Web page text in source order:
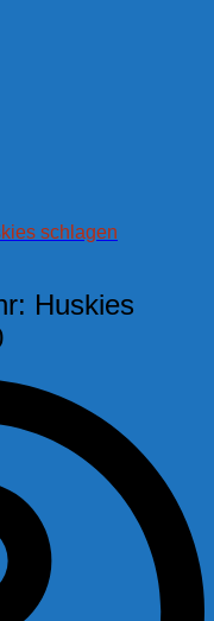
schlagen
Huskies